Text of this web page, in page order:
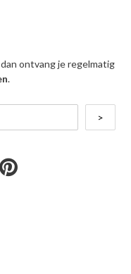
ontvang je regelmatig
.